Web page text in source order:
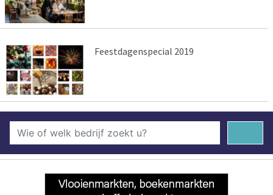
Feestdagenspecial 2019